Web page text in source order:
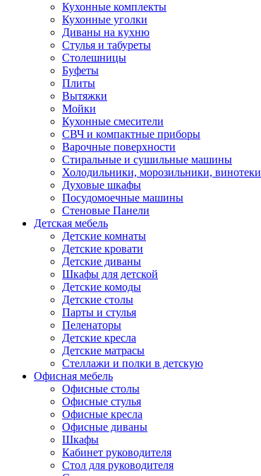
Кухонные комплекты
Кухонные уголки
Диваны на кухню
Стулья и табуреты
Столешницы
Буфеты
Плиты
Вытяжки
Мойки
Кухонные смесители
СВЧ и компактные приборы
Варочные поверхности
Стиральные и сушильные машины
Холодильники, морозильники, винотеки
Духовые шкафы
Посудомоечные машины
Стеновые Панели
Детская мебель
Детские комнаты
Детские кровати
Детские диваны
Шкафы для детской
Детские комоды
Детские столы
Парты и стулья
Пеленаторы
Детские кресла
Детские матрасы
Стеллажи и полки в детскую
Офисная мебель
Офисные столы
Офисные стулья
Офисные кресла
Офисные диваны
Шкафы
Кабинет руководителя
Стол для руководителя